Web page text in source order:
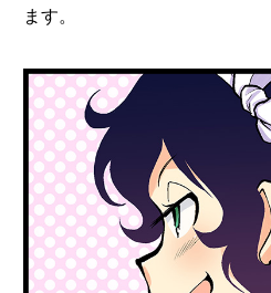
ます。